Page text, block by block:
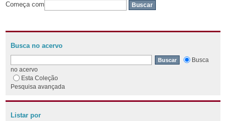
Começa com
Busca no acervo
Busca
no acervo
Esta Coleção
Pesquisa avançada
Listar por